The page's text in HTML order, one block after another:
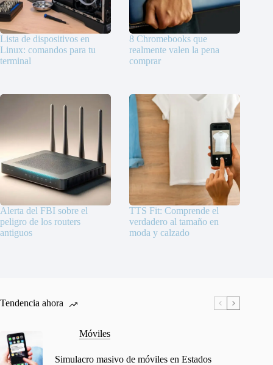
Lista de dispositivos en
Linux: comandos para tu
terminal
8 Chromebooks que
realmente valen la pena
comprar
Alerta del FBI sobre el
peligro de los routers
antiguos
TTS Fit: Comprende el
verdadero al tamaño en
moda y calzado
Tendencia ahora
Móviles
Simulacro masivo de móviles en Estados